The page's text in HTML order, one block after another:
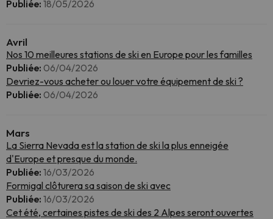
Publiée: 18/05/2026
Avril
Nos 10 meilleures stations de ski en Europe pour les familles
Publiée: 06/04/2026
Devriez-vous acheter ou louer votre équipement de ski ?
Publiée: 06/04/2026
Mars
La Sierra Nevada est la station de ski la plus enneigée
d'Europe et presque du monde.
Publiée: 16/03/2026
Formigal clôturera sa saison de ski avec
Publiée: 16/03/2026
Cet été, certaines pistes de ski des 2 Alpes seront ouvertes